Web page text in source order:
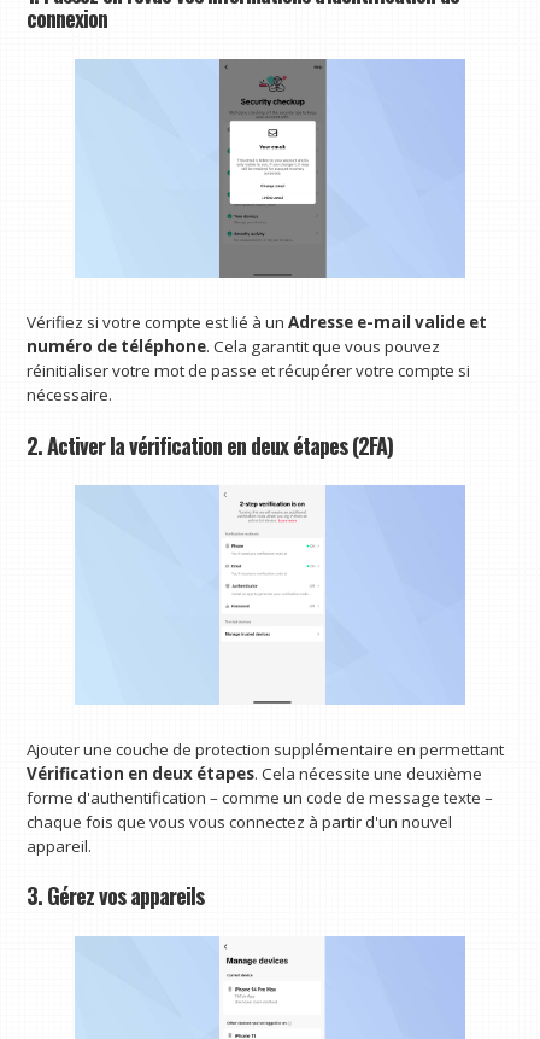
connexion
Vérifiez si votre compte est lié à unAdresse e-mail valide et
numéro de téléphone. Cela garantit que vous pouvez
réinitialiser votre mot de passe et récupérer votre compte si
nécessaire.
2. Activer la vérification en deux étapes (2FA)
Ajouter une couche de protection supplémentaire en permettant
Vérification en deux étapes. Cela nécessite une deuxième
forme d'authentification – comme un code de message texte –
chaque fois que vous vous connectez à partir d'un nouvel
appareil.
3. Gérez vos appareils